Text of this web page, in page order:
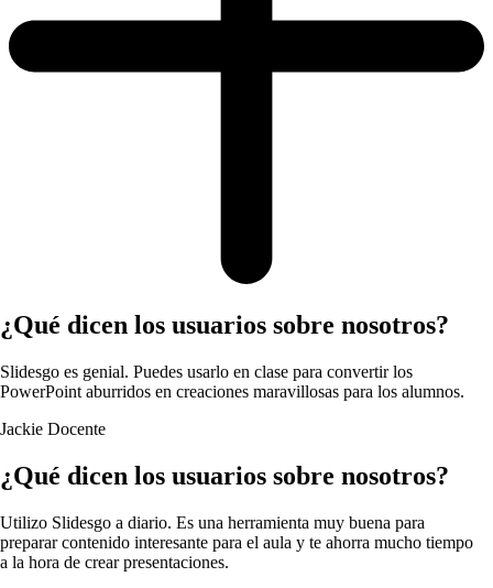
¿Qué dicen los usuarios sobre nosotros?
Slidesgo es genial. Puedes usarlo en clase para convertir los
PowerPoint aburridos en creaciones maravillosas para los alumnos.
Jackie Docente
¿Qué dicen los usuarios sobre nosotros?
Utilizo Slidesgo a diario. Es una herramienta muy buena para
preparar contenido interesante para el aula y te ahorra mucho tiempo
a la hora de crear presentaciones.